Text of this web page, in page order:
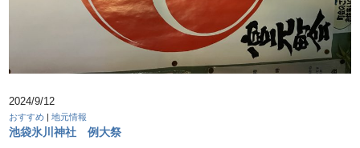
2024/9/12
おすすめ |地元情報
池袋氷川神社 例大祭